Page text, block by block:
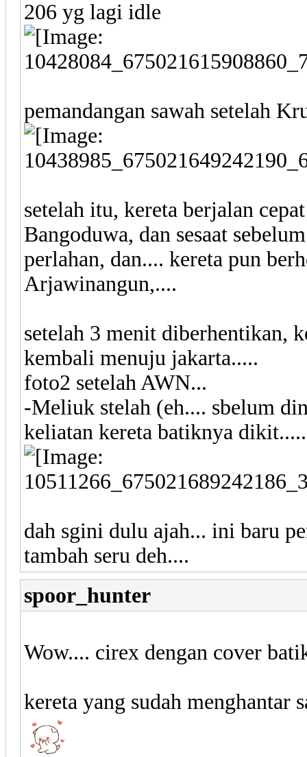
206 yg lagi idle
pemandangan sawah setelah
setelah itu, kereta berjalan
Bangoduwa, dan sesaat
perlahan, dan.... kereta pun
Arjawinangun,....
setelah 3 menit diberhentikan,
kembali menuju jakarta.....
foto2 setelah AWN...
-Meliuk stelah (eh.... sbelum
keliatan kereta batiknya dikit.....
dah sgini dulu ajah... ini baru
tambah seru deh....
spoor_hunter
Wow.... cirex dengan cover
kereta yang sudah menghantar